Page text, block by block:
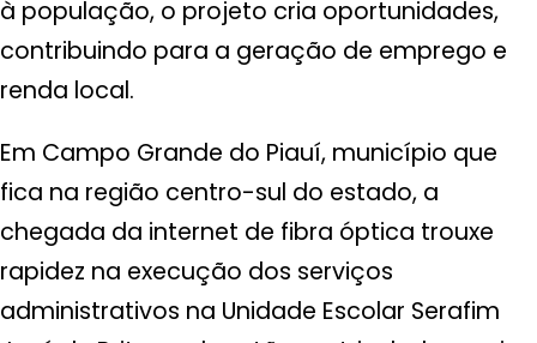
à população, o projeto cria oportunidades,
contribuindo para a geração de emprego e
renda local.
Em Campo Grande do Piauí, município que
fica na região centro-sul do estado, a
chegada da internet de fibra óptica trouxe
rapidez na execução dos serviços
administrativos na Unidade Escolar Serafim